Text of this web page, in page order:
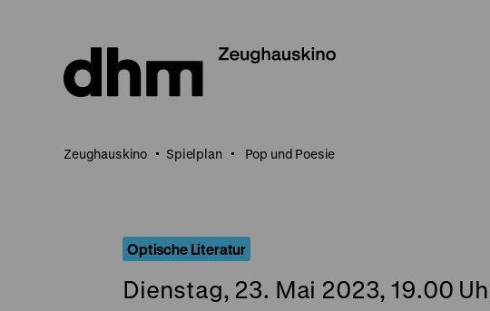
Seiteninhalt
springen
Zeughauskino Spielplan Pop und Poesie
Optische Literatur
Dienstag, 23. Mai 2023, 19.00